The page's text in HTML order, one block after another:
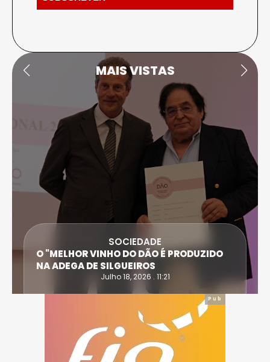
MAIS VISTAS
SOCIEDADE
O "MELHOR VINHO DO DÃO É PRODUZIDO
NA ADEGA DE SILGUEIROS
Julho 18, 2026 . 11:21
Pub